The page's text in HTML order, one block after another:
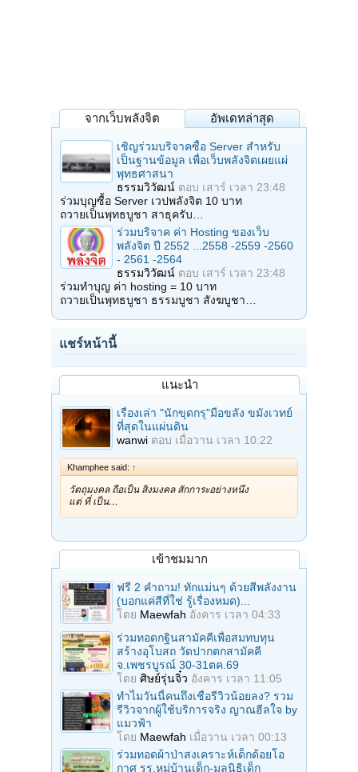
จากเว็บพลังจิต อัพเดทล่าสุด
เชิญร่วมบริจาคซื้อ Server สำหรับ
เป็นฐานข้อมูล เพื่อเว็บพลังจิตเผยแผ่
พุทธศาสนา
ธรรมวิวัฒน์ ตอบ เสาร์ เวลา 23:48
ร่วมบุญซื้อ Server เวปพลังจิต 10 บาท
ถวายเป็นพุทธบูชา สาธุครับ…
ร่วมบริจาค ค่า Hosting ของเว็บ
พลังจิต ปี 2552 ...2558 -2559 -2560
- 2561 -2564
ธรรมวิวัฒน์ ตอบ เสาร์ เวลา 23:48
ร่วมทำบุญ ค่า hosting = 10 บาท
ถวายเป็นพุทธบูชา ธรรมบูชา สังฆบูชา…
แชร์หน้านี้
แนะนำ
เรื่องเล่า "นักขุดกรุ"มือขลัง ขมังเวทย์
ที่สุดในแผ่นดิน
wanwi ตอบ เมื่อวาน เวลา 10:22
Khamphee said: ↑
วัตถุมงคล ถือเป็น สิ่งมงคล สักการะอย่างหนึ่ง
แต่ ที่ เป็น…
เข้าชมมาก
ฟรี 2 คำถาม! ทักแม่นๆ ด้วยสีพลังงาน
(บอกแค่สีที่ใช่ รู้เรื่องหมด)...
โดย Maewfah อังคาร เวลา 04:33
ร่วมทอดกฐินสามัคคีเพื่อสมทบทุน
สร้างอุโบสถ วัดปากตกสามัคคี
จ.เพชรบูรณ์ 30-31ตค.69
โดย ศิษย์รุ่นจิ๋ว อังคาร เวลา 11:05
ทำไมวันนี้คนถึงเชื่อรีวิวน้อยลง? รวม
รีวิวจากผู้ใช้บริการจริง ญาณฮีลใจ by
แมวฟ้า
โดย Maewfah เมื่อวาน เวลา 00:13
ร่วมทอดผ้าป่าสงเคราะห์เด็กด้อยโอ
กาศ รร.หมู่บ้านเด็ก-มูลนิธิเด็ก